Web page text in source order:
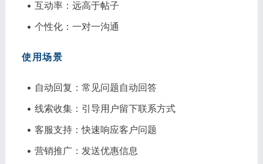
• 互动率：远高于帖子
• 个性化：一对一沟通
使用场景
• 自动回复：常见问题自动回答
• 线索收集：引导用户留下联系方式
• 客服支持：快速响应客户问题
• 营销推广：发送优惠信息